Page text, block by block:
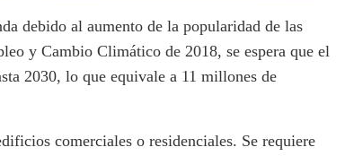
debido al aumento de la popularidad de las
y Cambio Climático de 2018, se espera que el
2030, lo que equivale a 11 millones de
comerciales o residenciales. Se requiere